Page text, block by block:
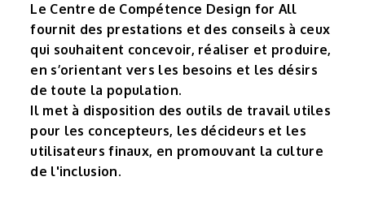
Le Centre de Compétence Design for All
fournit des prestations et des conseils à ceux
qui souhaitent concevoir, réaliser et produire,
en s’orientant vers les besoins et les désirs
de toute la population.
Il met à disposition des outils de travail utiles
pour les concepteurs, les décideurs et les
utilisateurs finaux, en promouvant la culture
de l'inclusion.